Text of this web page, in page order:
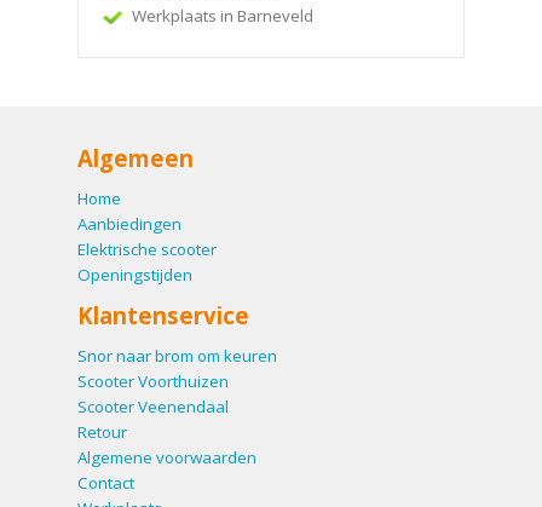
Werkplaats in Barneveld
Algemeen
Home
Aanbiedingen
Elektrische scooter
Openingstijden
Klantenservice
Snor naar brom om keuren
Scooter Voorthuizen
Scooter Veenendaal
Retour
Algemene voorwaarden
Contact